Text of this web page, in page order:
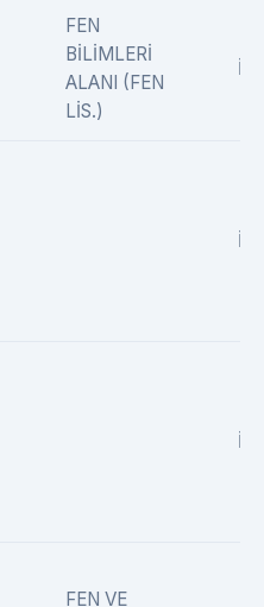
FEN
BİLİMLERİ
ALANI (FEN
LİS.)
FEN VE